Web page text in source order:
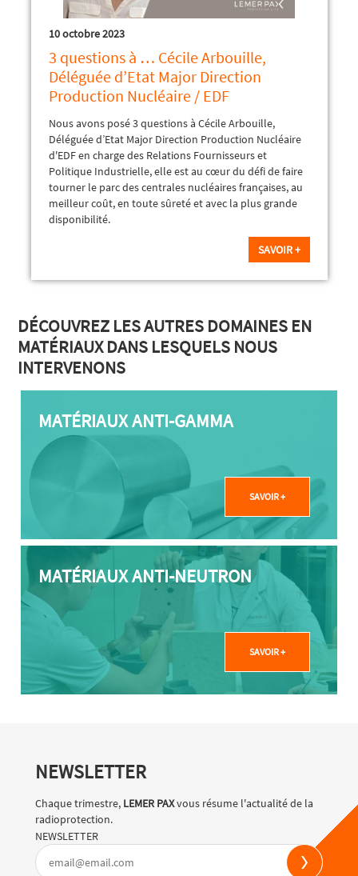
10 octobre 2023
3 questions à … Cécile Arbouille,
Déléguée d’Etat Major Direction
Production Nucléaire / EDF
Nous avons posé 3 questions à Cécile Arbouille,
Déléguée d’Etat Major Direction Production Nucléaire
d'EDF en charge des Relations Fournisseurs et
Politique Industrielle, elle est au cœur du défi de faire
tourner le parc des centrales nucléaires françaises, au
meilleur coût, en toute sûreté et avec la plus grande
disponibilité.
SAVOIR +
DÉCOUVREZ LES AUTRES DOMAINES EN
MATÉRIAUX DANS LESQUELS NOUS
INTERVENONS
MATÉRIAUX ANTI-GAMMA
SAVOIR +
MATÉRIAUX ANTI-NEUTRON
SAVOIR +
NEWSLETTER
Chaque trimestre, LEMER PAXvous résume l'actualité de la
radioprotection.
NEWSLETTER